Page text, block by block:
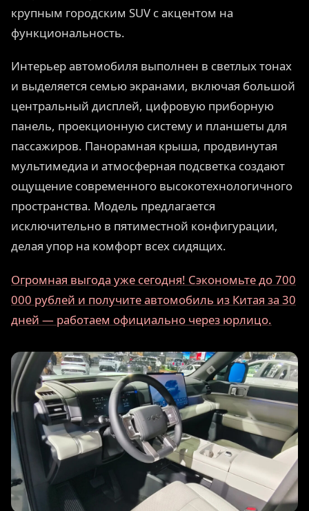
крупным городским SUV с акцентом на
функциональность.
Интерьер автомобиля выполнен в светлых тонах
и выделяется семью экранами, включая большой
центральный дисплей, цифровую приборную
панель, проекционную систему и планшеты для
пассажиров. Панорамная крыша, продвинутая
мультимедиа и атмосферная подсветка создают
ощущение современного высокотехнологичного
пространства. Модель предлагается
исключительно в пятиместной конфигурации,
делая упор на комфорт всех сидящих.
Огромная выгода уже сегодня! Сэкономьте до 700
000 рублей и получите автомобиль из Китая за 30
дней — работаем официально через юрлицо.